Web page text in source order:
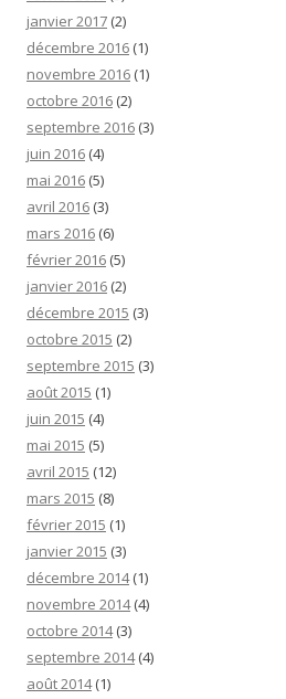
janvier 2017 (2)
décembre 2016 (1)
novembre 2016 (1)
octobre 2016 (2)
septembre 2016 (3)
juin 2016 (4)
mai 2016 (5)
avril 2016 (3)
mars 2016 (6)
février 2016 (5)
janvier 2016 (2)
décembre 2015 (3)
octobre 2015 (2)
septembre 2015 (3)
août 2015 (1)
juin 2015 (4)
mai 2015 (5)
avril 2015 (12)
mars 2015 (8)
février 2015 (1)
janvier 2015 (3)
décembre 2014(1)
novembre 2014(4)
octobre 2014(3)
septembre 2014(4)
août 2014(1)